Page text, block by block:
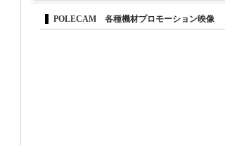
POLECAM 各種機材プロモーション映像